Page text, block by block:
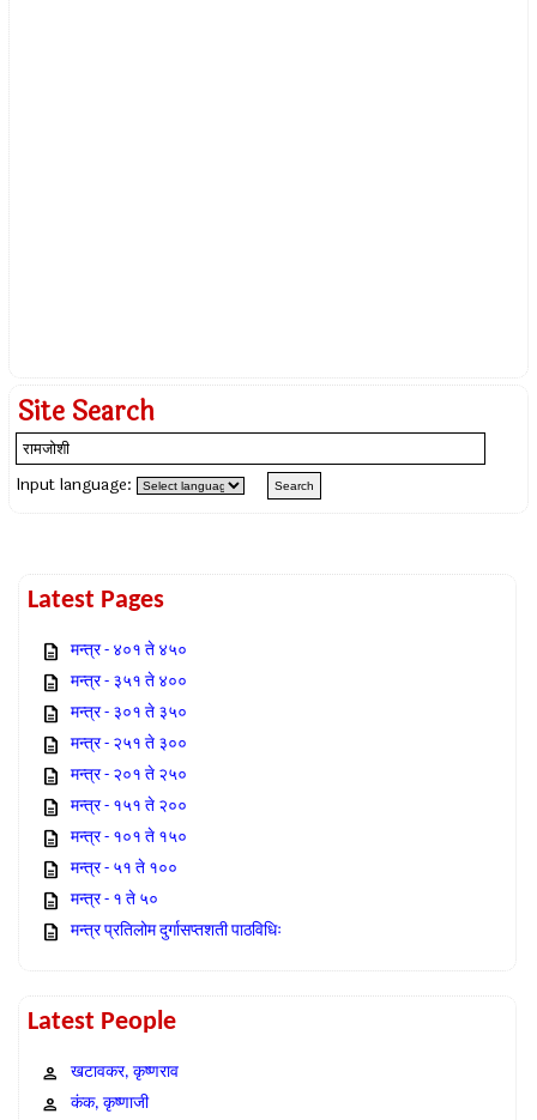
Site Search
Input language:
Latest Pages
मन्त्र - ४०१ ते ४५०
मन्त्र - ३५१ ते ४००
मन्त्र - ३०१ ते ३५०
मन्त्र - २५१ ते ३००
मन्त्र - २०१ ते २५०
मन्त्र - १५१ ते २००
मन्त्र - १०१ ते १५०
मन्त्र - ५१ ते १००
मन्त्र - १ ते ५०
मन्त्र प्रतिलोम दुर्गासप्तशती पाठविधिः
Latest People
खटावकर, कृष्णराव
कंक, कृष्णाजी